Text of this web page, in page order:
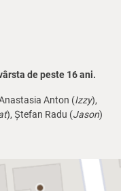
de peste 16 ani.
Anton (Izzy),
), Ștefan Radu (Jason)
Abaire,
teme profunde precum
de supraviețuire a